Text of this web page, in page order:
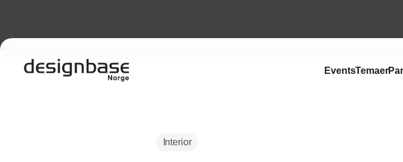
EventsTemaer
Interior